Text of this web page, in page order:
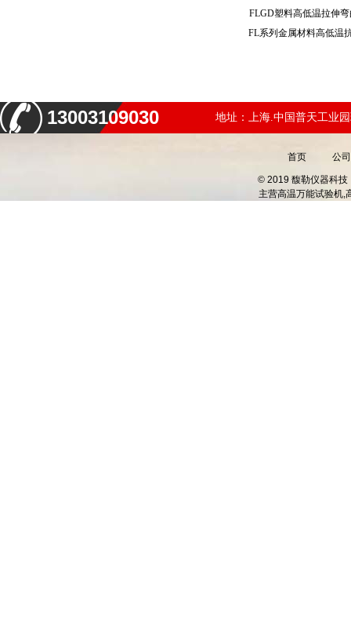
FLGD塑料高低温拉伸
13003109030 地址：上海.中国普天工业
首页 公
© 2019 馥勒仪器科技
主营高温万能试验机,